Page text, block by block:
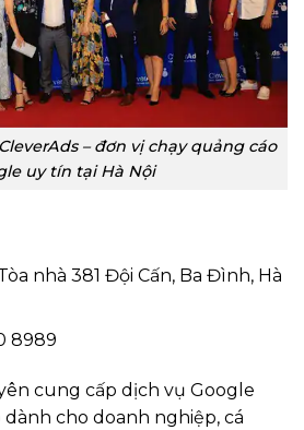
– đơn vị chạy quảng cáo
uy tín tại Hà Nội
nhà 381 Đội Cấn, Ba Đình, Hà
8989
cung cấp dịch vụ Google
cho doanh nghiệp, cá